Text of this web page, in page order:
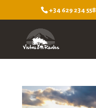
+34 629 234 558